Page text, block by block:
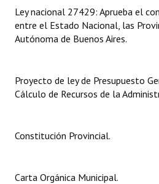
Dictámenes Asesoría Letrada
Actas de Sesión
Ejecución Presupuestaria
Comunicaciones
Ley nacional 27429: Aprueba el
entre el Estado Nacional, las
Autónoma de Buenos Aires.
Proyecto de ley de Presupuesto
Cálculo de Recursos de la
Constitución Provincial.
Carta Orgánica Municipal.